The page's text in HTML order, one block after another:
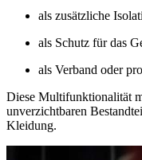
als zusätzliche
als Schutz für das
als Verband oder
Diese Multifunktionalität
unverzichtbaren
Kleidung.